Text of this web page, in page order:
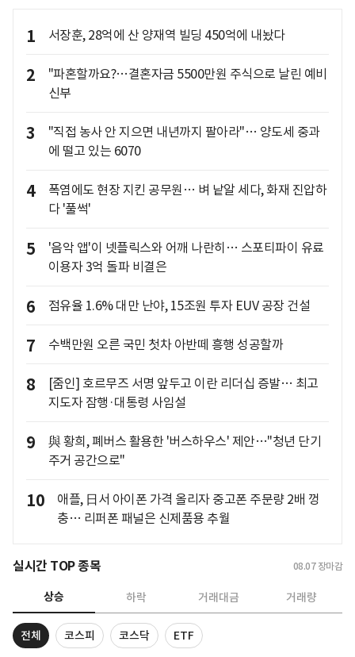
1 서장훈, 28억에 산 양재역 빌딩 450억에 내놨다
2
"파혼할까요?…결혼자금 5500만원 주식으로 날린 예비
신부
3
"직접 농사 안 지으면 내년까지 팔아라"… 양도세 중과
에 떨고 있는 6070
4
폭염에도 현장 지킨 공무원… 벼 낱알 세다, 화재 진압하
다 '풀썩'
5
'음악 앱'이 넷플릭스와 어깨 나란히… 스포티파이 유료
이용자 3억 돌파 비결은
6 점유율 1.6% 대만 난야, 15조원 투자 EUV 공장 건설
7 수백만원 오른 국민 첫차 아반떼 흥행 성공할까
8
[줌인] 호르무즈 서명 앞두고 이란 리더십 증발… 최고
지도자 잠행·대통령 사임설
9
與 황희, 폐버스 활용한 '버스하우스' 제안…"청년 단기
주거 공간으로"
10
애플, 日서 아이폰 가격 올리자 중고폰 주문량 2배 껑
충… 리퍼폰 패널은 신제품용 추월
실시간 TOP 종목 08.07 장마감
상승 하락 거래대금 거래량
전체 코스피 코스닥 ETF